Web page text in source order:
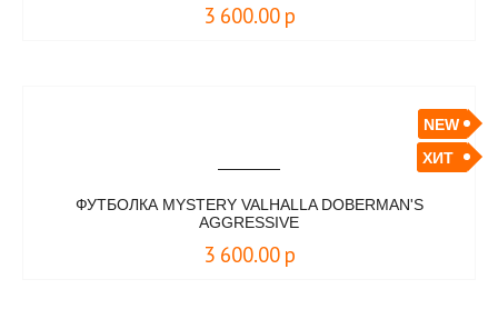
3 600.00 р
NEW
ХИТ
ФУТБОЛКА MYSTERY VALHALLA DOBERMAN'S
AGGRESSIVE
3 600.00 р